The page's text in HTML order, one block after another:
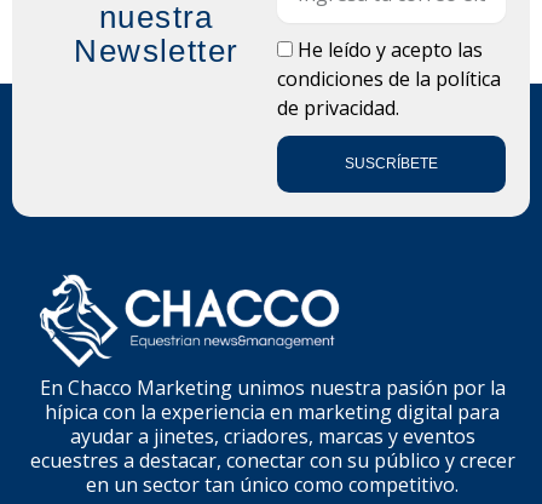
nuestra
Newsletter
LOPDHe leído y acepto las
condiciones de la política
de privacidad.
SUSCRÍBETE
En Chacco Marketing unimos nuestra pasión por la
hípica con la experiencia en marketing digital para
ayudar a jinetes, criadores, marcas y eventos
ecuestres a destacar, conectar con su público y crecer
en un sector tan único como competitivo.